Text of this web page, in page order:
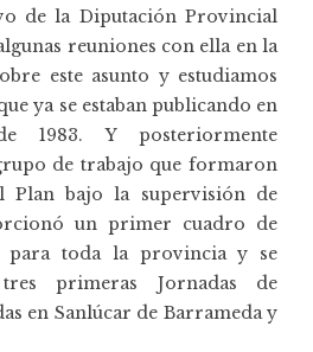
de la Diputación Provincial
reuniones con ella en la
este asunto y estudiamos
ya se estaban publicando en
1983. Y posteriormente
de trabajo que formaron
Plan bajo la supervisión de
un primer cuadro de
para toda la provincia y se
primeras Jornadas de
en Sanlúcar de Barrameda y